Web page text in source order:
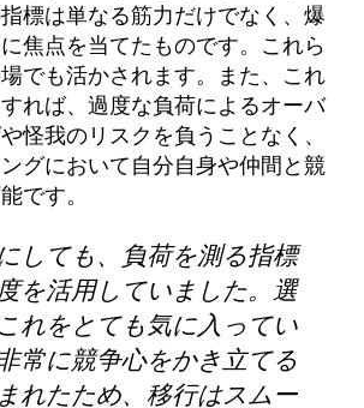
標は単なる筋力だけでなく、爆
焦点を当てたものです。これら
でも活かされます。また、これ
れば、過度な負荷によるオーバ
怪我のリスクを負うことなく、
グにおいて自分自身や仲間と競
です。
しても、負荷を測る指標
を活用していました。選
れをとても気に入ってい
常に競争心をかき立てる
れたため、移行はスムー